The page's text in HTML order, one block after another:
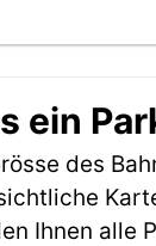
ein
des
Ihnen alle